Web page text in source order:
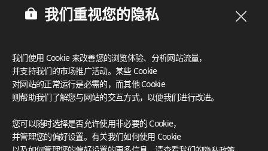
灵感画廊
我们重视您的隐私
我们使用 Cookie 来改善您的浏览体验、分析网站流量，
并支持我们的市场推广活动。某些 Cookie
对网站的正常运行是必需的，而其他 Cookie
则帮助我们了解您与网站的交互方式，以便我们进行改进。
您可以随时选择是否允许使用非必要的 Cookie，
并管理您的偏好设置。有关我们如何使用 Cookie